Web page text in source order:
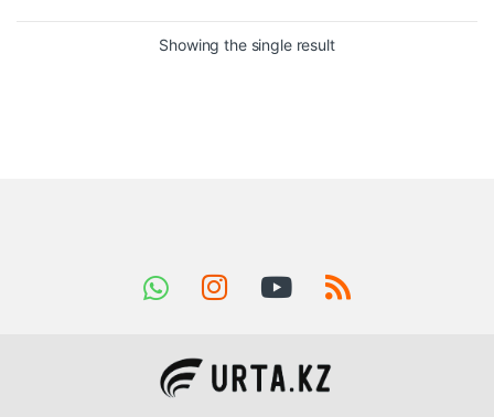
Showing the single result